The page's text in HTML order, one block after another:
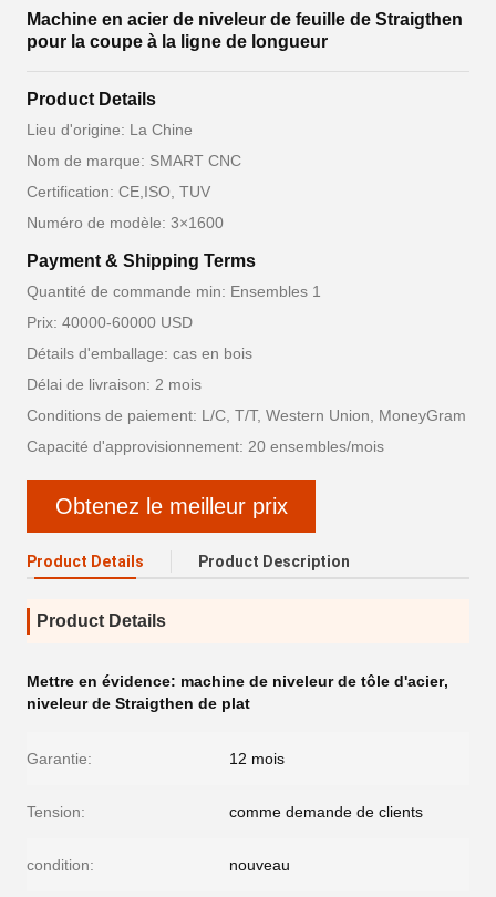
Machine en acier de niveleur de feuille de Straigthen
pour la coupe à la ligne de longueur
Product Details
Lieu d'origine: La Chine
Nom de marque: SMART CNC
Certification: CE,ISO, TUV
Numéro de modèle: 3×1600
Payment & Shipping Terms
Quantité de commande min: Ensembles 1
Prix: 40000-60000 USD
Détails d'emballage: cas en bois
Délai de livraison: 2 mois
Conditions de paiement: L/C, T/T, Western Union, MoneyGram
Capacité d'approvisionnement: 20 ensembles/mois
Obtenez le meilleur prix
Product Details Product Description
Product Details
Mettre en évidence: machine de niveleur de tôle d'acier,
niveleur de Straigthen de plat
Garantie: 12 mois
Tension: comme demande de clients
condition: nouveau